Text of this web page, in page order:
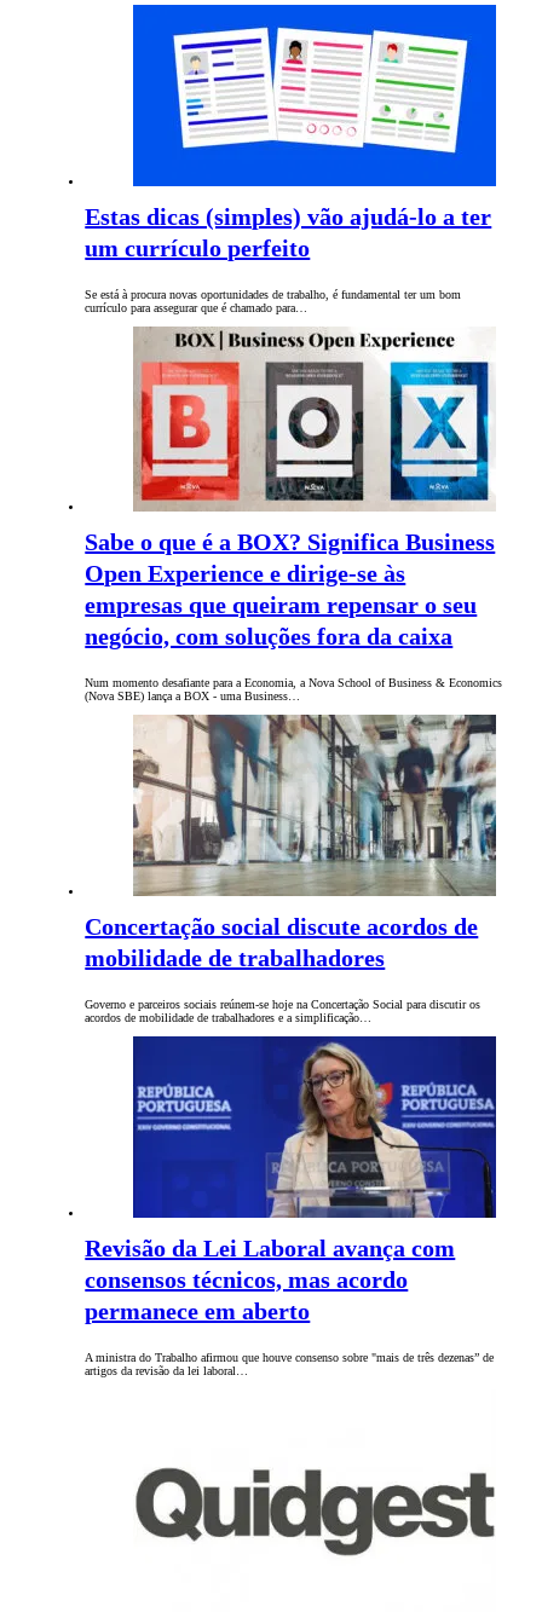
Estas dicas (simples) vão ajudá-lo a ter
um currículo perfeito
Se está à procura novas oportunidades de trabalho, é fundamental ter um bom
currículo para assegurar que é chamado para…
Sabe o que é a BOX? Significa Business
Open Experience e dirige-se às
empresas que queiram repensar o seu
negócio, com soluções fora da caixa
Num momento desafiante para a Economia, a Nova School of Business & Economics
(Nova SBE) lança a BOX - uma Business…
Concertação social discute acordos de
mobilidade de trabalhadores
Governo e parceiros sociais reúnem-se hoje na Concertação Social para discutir os
acordos de mobilidade de trabalhadores e a simplificação…
Revisão da Lei Laboral avança com
consensos técnicos, mas acordo
permanece em aberto
A ministra do Trabalho afirmou que houve consenso sobre "mais de três dezenas” de
artigos da revisão da lei laboral…